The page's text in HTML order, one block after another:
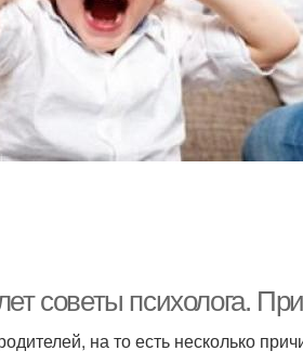
советы психолога.
на то есть несколько